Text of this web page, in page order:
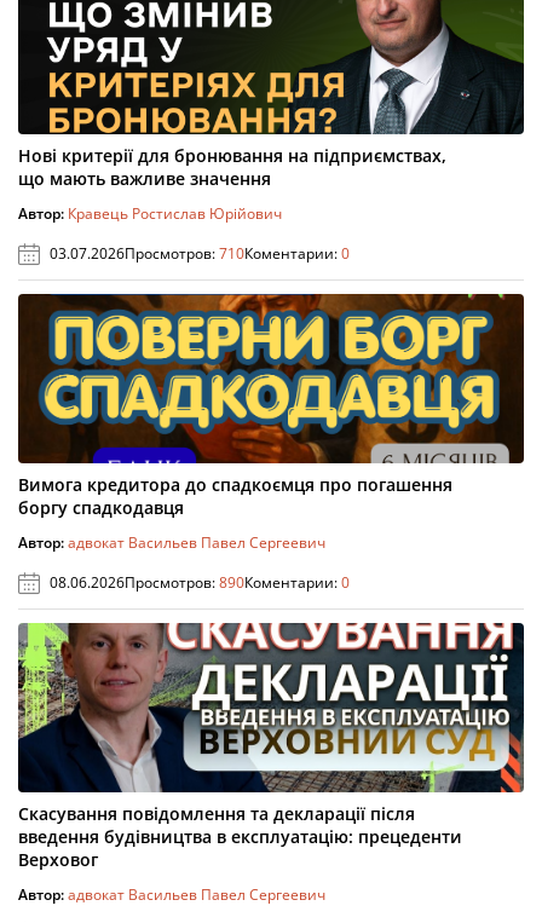
Нові критерії для бронювання на підприємствах,
що мають важливе значення
Автор: Кравець Ростислав Юрійович
03.07.2026Просмотров:710Коментарии:0
Вимога кредитора до спадкоємця про погашення
боргу спадкодавця
Автор:адвокат Васильев Павел Сергеевич
08.06.2026Просмотров:890Коментарии:0
Скасування повідомлення та декларації після
введення будівництва в експлуатацію: прецеденти
Верховог
Автор:адвокат Васильев Павел Сергеевич